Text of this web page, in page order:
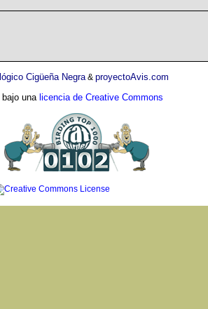
Cigüeña Negra& proyectoAvis.com
una licencia de Creative Commons